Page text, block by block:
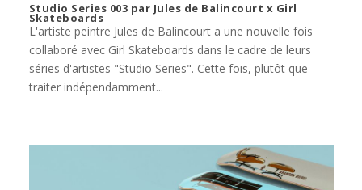
Studio Series 003 par Jules de Balincourt x Girl
Skateboards
L'artiste peintre Jules de Balincourt a une nouvelle fois
collaboré avec Girl Skateboards dans le cadre de leurs
séries d'artistes "Studio Series". Cette fois, plutôt que
traiter indépendamment...